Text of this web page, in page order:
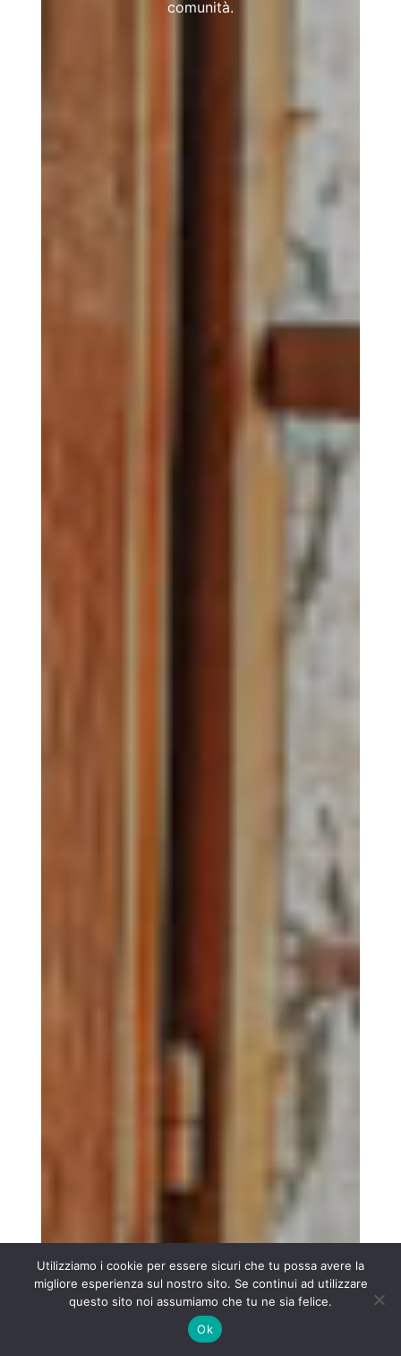
Utilizziamo i cookie per essere sicuri che tu possa avere la
migliore esperienza sul nostro sito. Se continui ad utilizzare
questo sito noi assumiamo che tu ne sia felice.
Ok